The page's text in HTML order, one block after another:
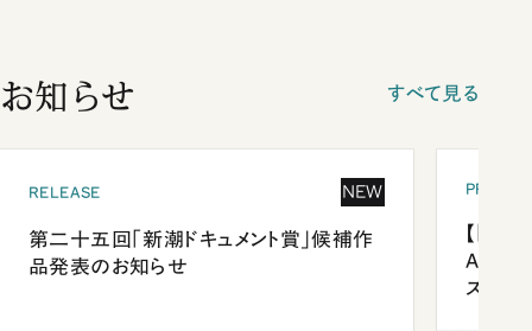
お知らせ すべて見る
RELEASE NEW
第二十五回「新潮ドキュメント賞」候補作
品発表のお知らせ
【「新
ズプレ